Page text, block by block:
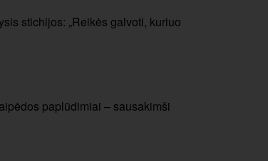
stichijos: „Reikės galvoti, kuriuo
paplūdimiai – sausakimši